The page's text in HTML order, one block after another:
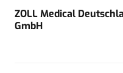
ZOLL Medical
GmbH